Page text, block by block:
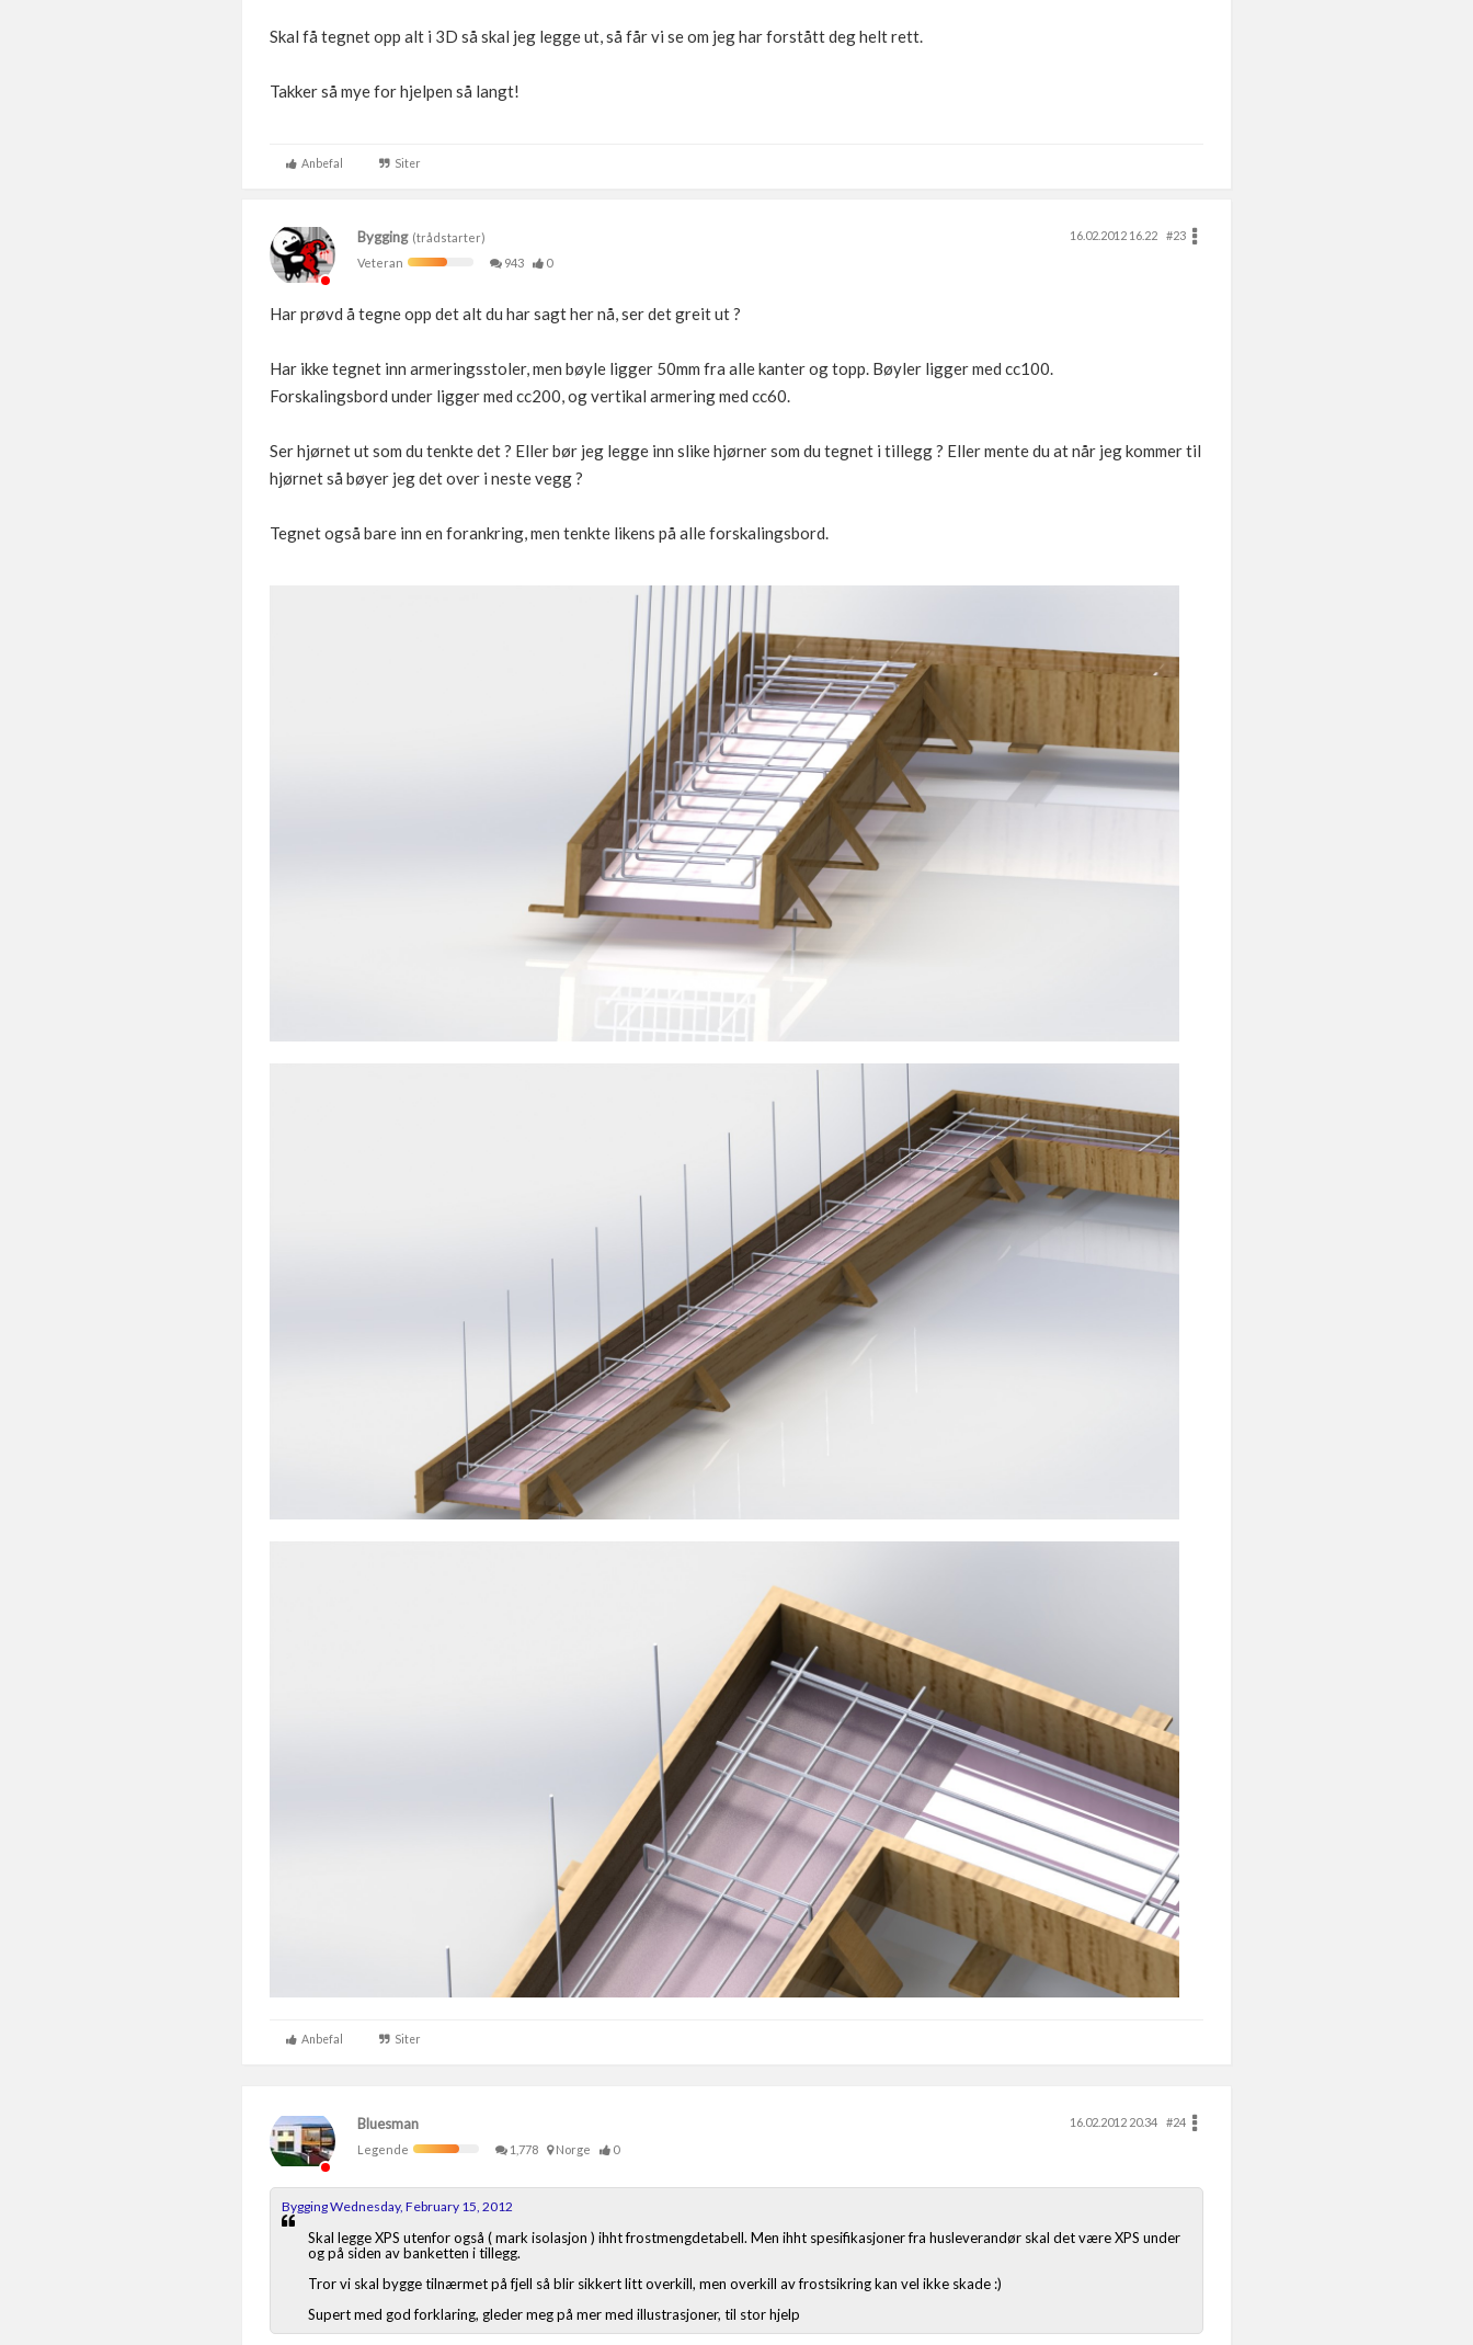
Skal få tegnet opp alt i 3D så skal jeg legge ut, så får vi se om jeg har forstått deg helt rett.
Takker så mye for hjelpen så langt!
Anbefal Siter
Bygging(trådstarter) 16.02.2012 16.22
#23
Veteran
943 0
Har prøvd å tegne opp det alt du har sagt her nå, ser det greit ut ?
Har ikke tegnet inn armeringsstoler, men bøyle ligger 50mm fra alle kanter og topp. Bøyler ligger med cc100.
Forskalingsbord under ligger med cc200, og vertikal armering med cc60.
Ser hjørnet ut som du tenkte det ? Eller bør jeg legge inn slike hjørner som du tegnet i tillegg ? Eller mente du at når jeg kommer til
hjørnet så bøyer jeg det over i neste vegg ?
Tegnet også bare inn en forankring, men tenkte likens på alle forskalingsbord.
Anbefal Siter
Bluesman 16.02.2012 20.34
#24
Legende
1,778 Norge 0
Bygging Wednesday, February 15, 2012
Skal legge XPS utenfor også ( mark isolasjon ) ihht frostmengdetabell. Men ihht spesifikasjoner fra husleverandør skal det være XPS under
og på siden av banketten i tillegg.
Tror vi skal bygge tilnærmet på fjell så blir sikkert litt overkill, men overkill av frostsikring kan vel ikke skade :)
Supert med god forklaring, gleder meg på mer med illustrasjoner, til stor hjelp